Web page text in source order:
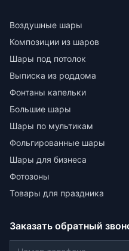
Воздушные шары
Композиции из шаров
Шары под потолок
Выписка из роддома
Фонтаны капельки
Большие шары
Шары по мультикам
Фольгированные шары
Шары для бизнеса
Фотозоны
Товары для праздника
Заказать обратный